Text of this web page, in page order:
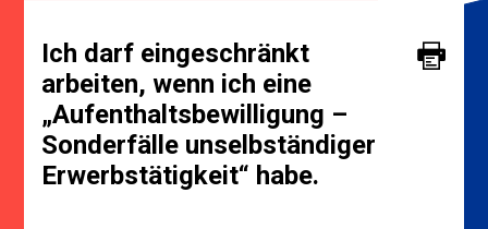
Ich darf eingeschränkt
arbeiten, wenn ich eine
„Aufenthaltsbewilligung –
Sonderfälle unselbständiger
Erwerbstätigkeit“ habe.